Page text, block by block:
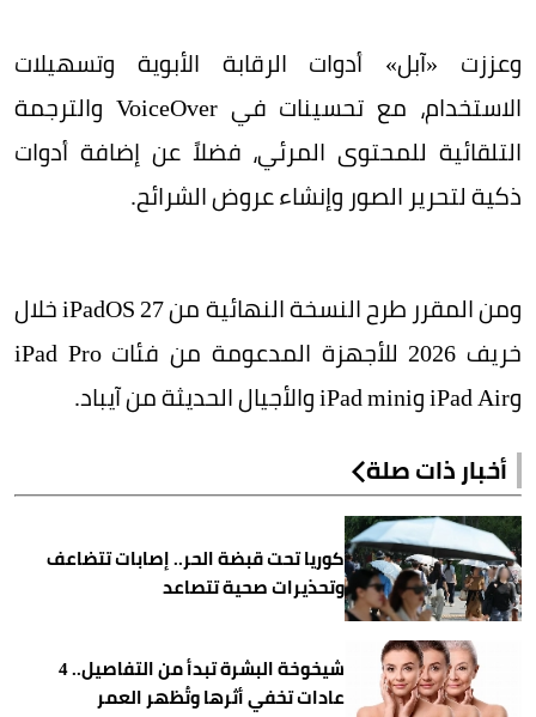
وعززت «آبل» أدوات الرقابة الأبوية وتسهيلات
الاستخدام، مع تحسينات في VoiceOver والترجمة
التلقائية للمحتوى المرئي، فضلاً عن إضافة أدوات
ذكية لتحرير الصور وإنشاء عروض الشرائح.
ومن المقرر طرح النسخة النهائية من iPadOS 27 خلال
خريف 2026 للأجهزة المدعومة من فئات iPad Pro
وiPad Air وiPad mini والأجيال الحديثة من آيباد.
أخبار ذات صلة
كوريا تحت قبضة الحر.. إصابات تتضاعف
وتحذيرات صحية تتصاعد
شيخوخة البشرة تبدأ من التفاصيل.. 4
عادات تخفي أثرها وتُظهر العمر